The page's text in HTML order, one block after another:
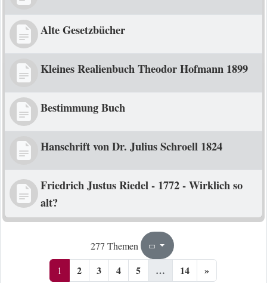
Alte Gesetzbücher
Kleines Realienbuch Theodor Hofmann 1899
Bestimmung Buch
Hanschrift von Dr. Julius Schroell 1824
Friedrich Justus Riedel - 1772 - Wirklich so
alt?
277 Themen Seite1
1 2 3 4 5 … 14 »